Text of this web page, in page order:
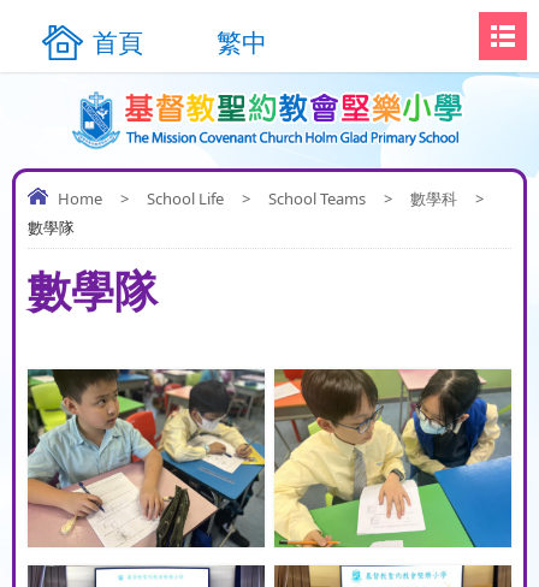
首頁 繁中
Home > School Life > School Teams > 數學科
>
數學隊
數學隊